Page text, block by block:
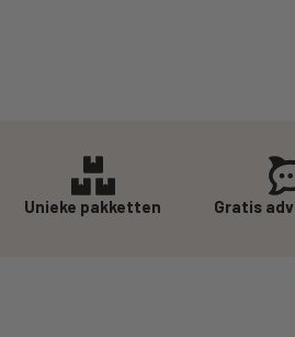
Unieke pakketten Gratis